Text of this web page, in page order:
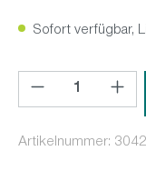
Sofort verfügbar,
Produkt Anzahl:
Artikelnummer: